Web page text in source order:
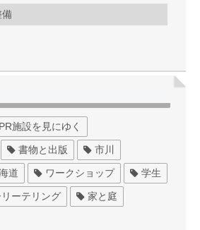
備
施設を見にゆく
書物と出版 市川
道 ワークショップ 学生
ーテリング 家と庭